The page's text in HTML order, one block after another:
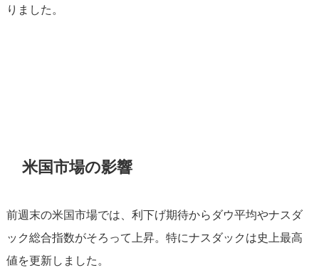
りました。
米国市場の影響
前週末の米国市場では、利下げ期待からダウ平均やナスダ
ック総合指数がそろって上昇。特にナスダックは史上最高
値を更新しました。